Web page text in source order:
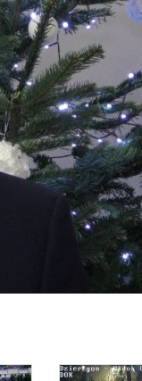
Lokalni
ludzi. MiŚOT-
proc. rynku
Zmarła